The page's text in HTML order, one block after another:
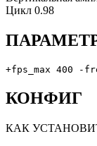
Цикл 0.98
+fps_max 400 -
КОНФИГ
КАК